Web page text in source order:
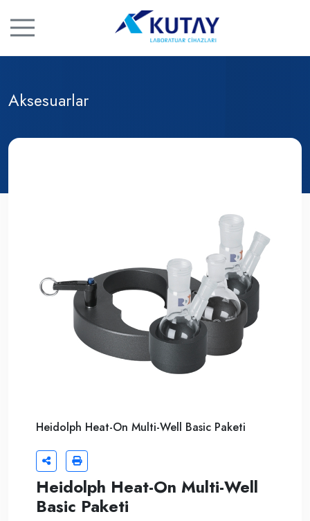
Aksesuarlar
Heidolph Heat-On Multi-Well Basic Paketi
Heidolph Heat-On Multi-Well
Basic Paketi